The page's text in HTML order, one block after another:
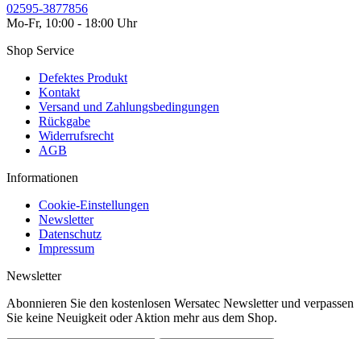
02595-3877856
Mo-Fr, 10:00 - 18:00 Uhr
Shop Service
Defektes Produkt
Kontakt
Versand und Zahlungsbedingungen
Rückgabe
Widerrufsrecht
AGB
Informationen
Cookie-Einstellungen
Newsletter
Datenschutz
Impressum
Newsletter
Abonnieren Sie den kostenlosen Wersatec Newsletter und verpassen
Sie keine Neuigkeit oder Aktion mehr aus dem Shop.